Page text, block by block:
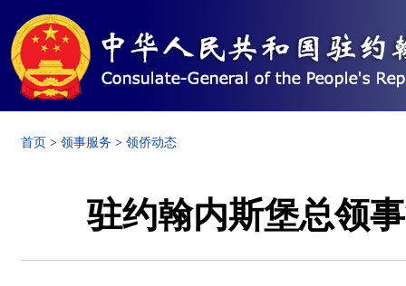
首页 > 领事服务 > 领侨动态
驻约翰内斯堡总领